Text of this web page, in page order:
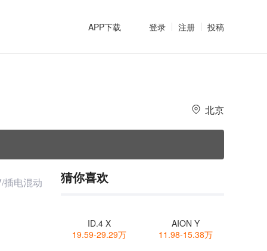
APP下载 登录 注册 投稿
北京
插电混动 猜你喜欢
ID.4 X
19.59-29.29万
AION Y
11.98-15.38万